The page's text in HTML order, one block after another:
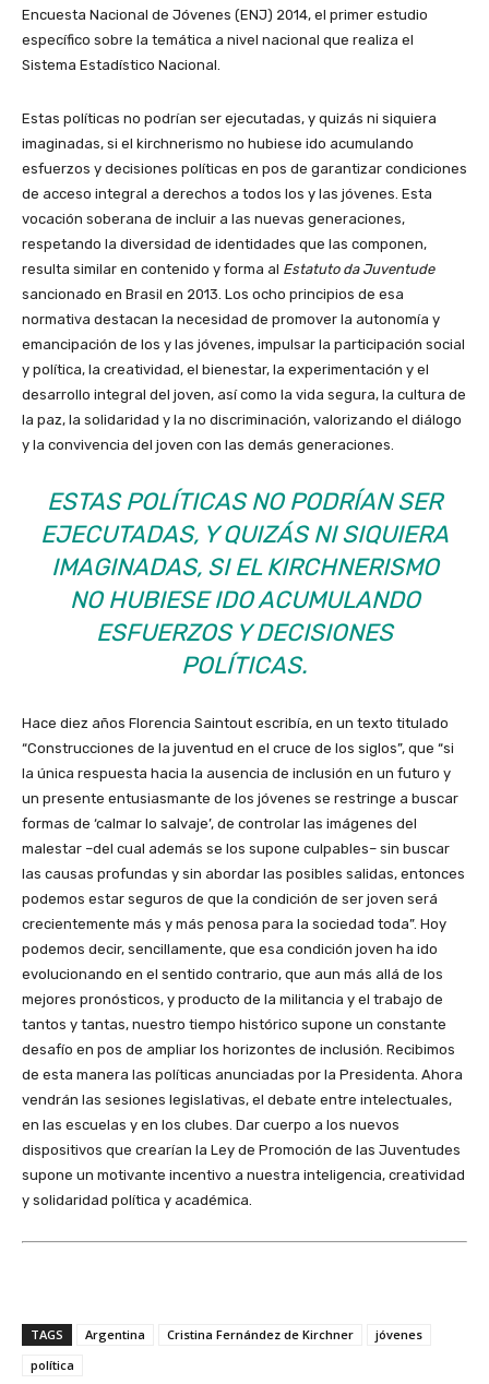
Encuesta Nacional de Jóvenes (ENJ) 2014, el primer estudio
específico sobre la temática a nivel nacional que realiza el
Sistema Estadístico Nacional.
Estas políticas no podrían ser ejecutadas, y quizás ni siquiera
imaginadas, si el kirchnerismo no hubiese ido acumulando
esfuerzos y decisiones políticas en pos de garantizar condiciones
de acceso integral a derechos a todos los y las jóvenes. Esta
vocación soberana de incluir a las nuevas generaciones,
respetando la diversidad de identidades que las componen,
resulta similar en contenido y forma al Estatuto da Juventude
sancionado en Brasil en 2013. Los ocho principios de esa
normativa destacan la necesidad de promover la autonomía y
emancipación de los y las jóvenes, impulsar la participación social
y política, la creatividad, el bienestar, la experimentación y el
desarrollo integral del joven, así como la vida segura, la cultura de
la paz, la solidaridad y la no discriminación, valorizando el diálogo
y la convivencia del joven con las demás generaciones.
ESTAS POLÍTICAS NO PODRÍAN SER
EJECUTADAS, Y QUIZÁS NI SIQUIERA
IMAGINADAS, SI EL KIRCHNERISMO
NO HUBIESE IDO ACUMULANDO
ESFUERZOS Y DECISIONES
POLÍTICAS.
Hace diez años Florencia Saintout escribía, en un texto titulado
“Construcciones de la juventud en el cruce de los siglos”, que “si
la única respuesta hacia la ausencia de inclusión en un futuro y
un presente entusiasmante de los jóvenes se restringe a buscar
formas de ‘calmar lo salvaje’, de controlar las imágenes del
malestar –del cual además se los supone culpables– sin buscar
las causas profundas y sin abordar las posibles salidas, entonces
podemos estar seguros de que la condición de ser joven será
crecientemente más y más penosa para la sociedad toda”. Hoy
podemos decir, sencillamente, que esa condición joven ha ido
evolucionando en el sentido contrario, que aun más allá de los
mejores pronósticos, y producto de la militancia y el trabajo de
tantos y tantas, nuestro tiempo histórico supone un constante
desafío en pos de ampliar los horizontes de inclusión. Recibimos
de esta manera las políticas anunciadas por la Presidenta. Ahora
vendrán las sesiones legislativas, el debate entre intelectuales,
en las escuelas y en los clubes. Dar cuerpo a los nuevos
dispositivos que crearían la Ley de Promoción de las Juventudes
supone un motivante incentivo a nuestra inteligencia, creatividad
y solidaridad política y académica.
TAGS Argentina Cristina Fernández de Kirchner
jóvenes
política